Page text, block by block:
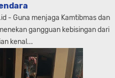
- Guna menjaga Kamtibmas dan
gangguan kebisingan dari
kenal...